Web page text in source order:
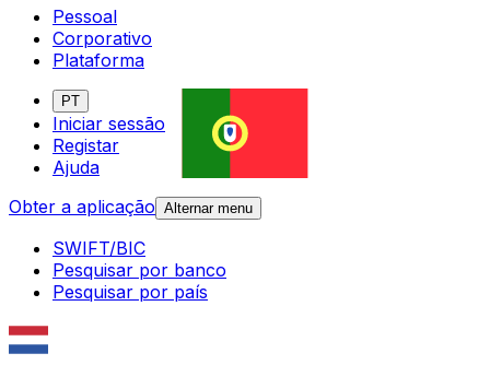
Pessoal
Corporativo
Plataforma
PT
Iniciar sessão
Registar
Ajuda
Obter a aplicação Alternar menu
SWIFT/BIC
Pesquisar por banco
Pesquisar por país